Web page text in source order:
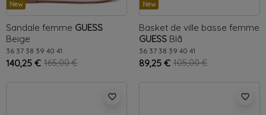
New
Sandale femme GUESS
Beige
36 37 38 39 40 41
140,25 € 165,00 €
New
Basket de ville basse femme
GUESS Blå
36 37 38 39 40 41
89,25 € 105,00 €
favorite_border favorite_border